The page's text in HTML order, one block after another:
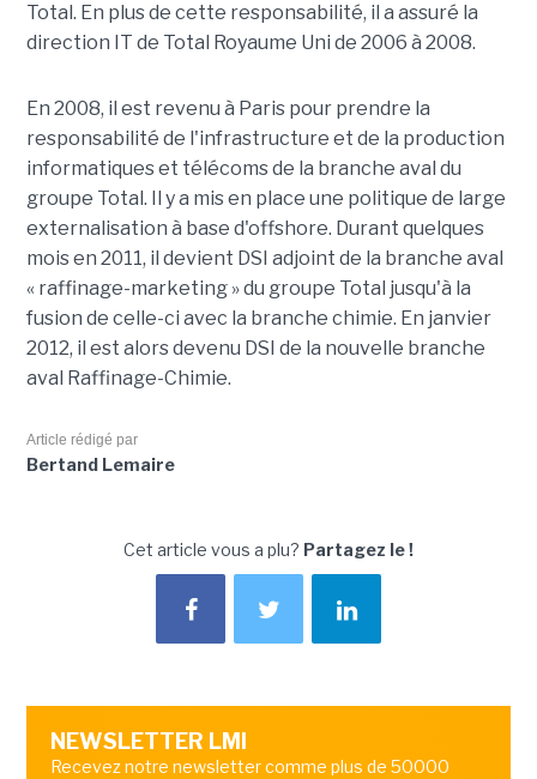
Total. En plus de cette responsabilité, il a assuré la
direction IT de Total Royaume Uni de 2006 à 2008.
En 2008, il est revenu à Paris pour prendre la
responsabilité de l'infrastructure et de la production
informatiques et télécoms de la branche aval du
groupe Total. Il y a mis en place une politique de large
externalisation à base d'offshore. Durant quelques
mois en 2011, il devient DSI adjoint de la branche aval
« raffinage-marketing » du groupe Total jusqu'à la
fusion de celle-ci avec la branche chimie. En janvier
2012, il est alors devenu DSI de la nouvelle branche
aval Raffinage-Chimie.
Article rédigé par
Bertand Lemaire
Cet article vous a plu? Partagez le !
NEWSLETTER LMI
Recevez notre newsletter comme plus de 50000